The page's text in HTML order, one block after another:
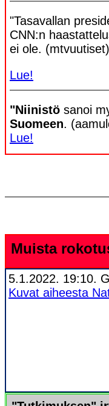
"Tasavallan
CNN:n
ei ole.
Lue!
"Niinistö sanoi
Suomeen.
Lue!
Muista
5.1.2022. 19:10.
Kuvat aiheesta